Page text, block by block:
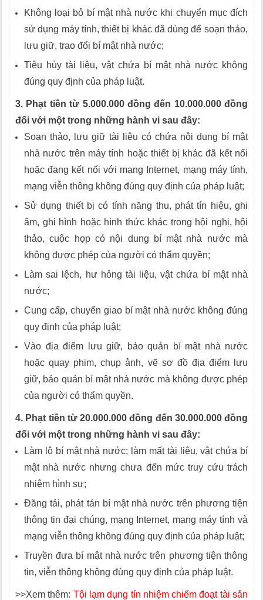
Không loại bỏ bí mật nhà nước khi chuyển mục đích
sử dụng máy tính, thiết bị khác đã dùng để soạn thảo,
lưu giữ, trao đổi bí mật nhà nước;
Tiêu hủy tài liệu, vật chứa bí mật nhà nước không
đúng quy định của pháp luật.
3. Phạt tiền từ 5.000.000 đồng đến 10.000.000 đồng
đối với một trong những hành vi sau đây:
Soạn thảo, lưu giữ tài liệu có chứa nội dung bí mật
nhà nước trên máy tính hoặc thiết bị khác đã kết nối
hoặc đang kết nối với mạng Internet, mạng máy tính,
mạng viễn thông không đúng quy định của pháp luật;
Sử dụng thiết bị có tính năng thu, phát tín hiệu, ghi
âm, ghi hình hoặc hình thức khác trong hội nghị, hội
thảo, cuộc họp có nội dung bí mật nhà nước mà
không được phép của người có thẩm quyền;
Làm sai lệch, hư hỏng tài liệu, vật chứa bí mật nhà
nước;
Cung cấp, chuyển giao bí mật nhà nước không đúng
quy định của pháp luật;
Vào địa điểm lưu giữ, bảo quản bí mật nhà nước
hoặc quay phim, chụp ảnh, vẽ sơ đồ địa điểm lưu
giữ, bảo quản bí mật nhà nước mà không được phép
của người có thẩm quyền.
4. Phạt tiền từ 20.000.000 đồng đến 30.000.000 đồng
đối với một trong những hành vi sau đây:
Làm lộ bí mật nhà nước; làm mất tài liệu, vật chứa bí
mật nhà nước nhưng chưa đến mức truy cứu trách
nhiệm hình sự;
Đăng tải, phát tán bí mật nhà nước trên phương tiện
thông tin đại chúng, mạng Internet, mạng máy tính và
mạng viễn thông không đúng quy định của pháp luật;
Truyền đưa bí mật nhà nước trên phương tiện thông
tin, viễn thông không đúng quy định của pháp luật.
>>Xem thêm: Tội lạm dụng tín nhiệm chiếm đoạt tài sản